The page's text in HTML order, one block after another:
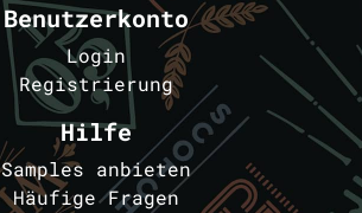
Benutzerkonto
Login
Registrierung
Hilfe
Samples anbieten
Häufige Fragen